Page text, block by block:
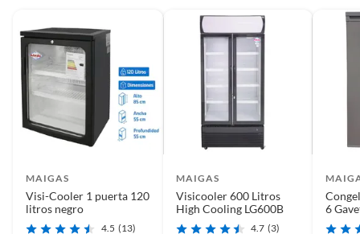
MAIGAS
Visi-Cooler 1 puerta 120
litros negro
4.5 (13)
MAIGAS
Visicooler 600 Litros
High Cooling LG600B
4.7 (3)
6